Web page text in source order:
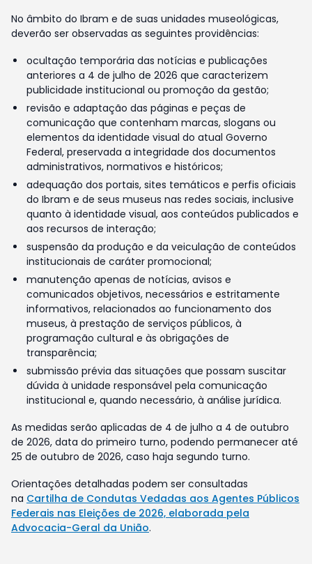
No âmbito do Ibram e de suas unidades museológicas,
deverão ser observadas as seguintes providências:
ocultação temporária das notícias e publicações
anteriores a 4 de julho de 2026 que caracterizem
publicidade institucional ou promoção da gestão;
revisão e adaptação das páginas e peças de
comunicação que contenham marcas, slogans ou
elementos da identidade visual do atual Governo
Federal, preservada a integridade dos documentos
administrativos, normativos e históricos;
adequação dos portais, sites temáticos e perfis oficiais
do Ibram e de seus museus nas redes sociais, inclusive
quanto à identidade visual, aos conteúdos publicados e
aos recursos de interação;
suspensão da produção e da veiculação de conteúdos
institucionais de caráter promocional;
manutenção apenas de notícias, avisos e
comunicados objetivos, necessários e estritamente
informativos, relacionados ao funcionamento dos
museus, à prestação de serviços públicos, à
programação cultural e às obrigações de
transparência;
submissão prévia das situações que possam suscitar
dúvida à unidade responsável pela comunicação
institucional e, quando necessário, à análise jurídica.
As medidas serão aplicadas de 4 de julho a 4 de outubro
de 2026, data do primeiro turno, podendo permanecer até
25 de outubro de 2026, caso haja segundo turno.
Orientações detalhadas podem ser consultadas
na Cartilha de Condutas Vedadas aos Agentes Públicos
Federais nas Eleições de 2026, elaborada pela
Advocacia-Geral da União.